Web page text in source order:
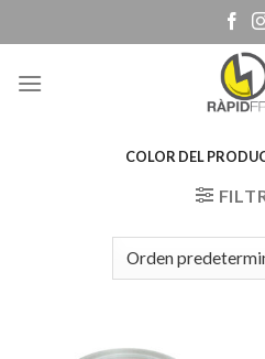
to
COLOR DEL